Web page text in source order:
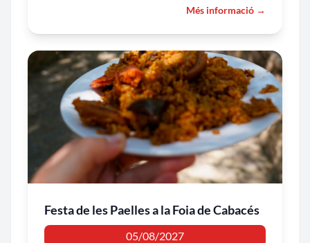
Més informació →
Festa de les Paelles a la Foia de Cabacés
05/08/2027